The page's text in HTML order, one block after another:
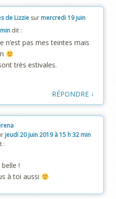
de Lizzie sur mercredi 19 juin
dit :
n’est pas mes teintes mais
très estivales.
RÉPONDRE ↓
jeudi 20 juin 2019 à 15 h 32 min
:
!
à toi aussi